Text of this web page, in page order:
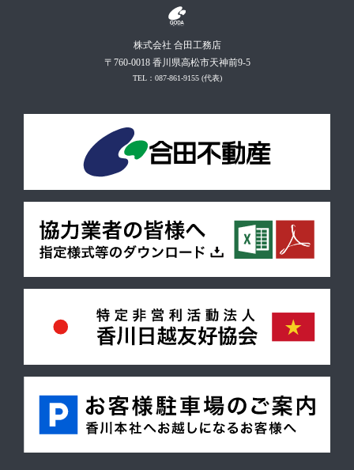
株式会社 合田工務店
〒760-0018 香川県高松市天神前9-5
TEL：087-861-9155(代表)